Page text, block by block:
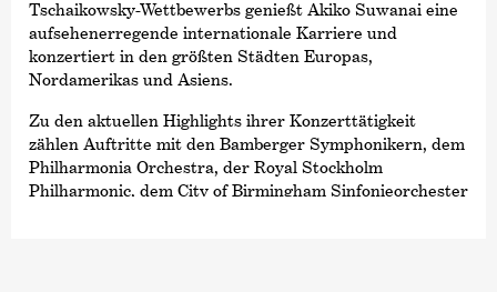
Tschaikowsky-Wettbewerbs genießt Akiko Suwanai eine
aufsehenerregende internationale Karriere und
konzertiert in den größten Städten Europas,
Nordamerikas und Asiens.
Zu den aktuellen Highlights ihrer Konzerttätigkeit
zählen Auftritte mit den Bamberger Symphonikern, dem
Philharmonia Orchestra, der Royal Stockholm
Philharmonic, dem City of Birmingham Sinfonieorchester